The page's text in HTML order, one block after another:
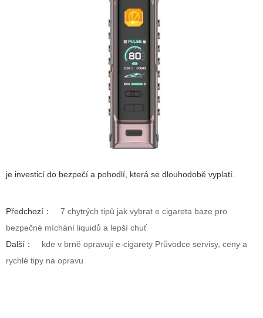
je investicí do bezpečí a pohodlí, která se dlouhodobě vyplatí.
Předchozí：
7 chytrých tipů jak vybrat e cigareta baze pro
bezpečné míchání liquidů a lepší chuť
Další：
kde v brně opravují e-cigarety Průvodce servisy, ceny a
rychlé tipy na opravu